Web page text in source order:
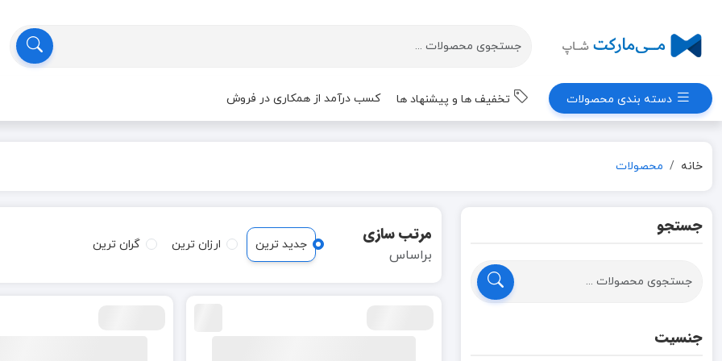
دسته بندی محصولات تخفیف ها و پیشنهاد ها کسب درآمد از همکاری در فروش
خانه محصولات
جستجو
جنسیت
مرتب سازی
براساس
جدید ترین ارزان ترین گران ترین